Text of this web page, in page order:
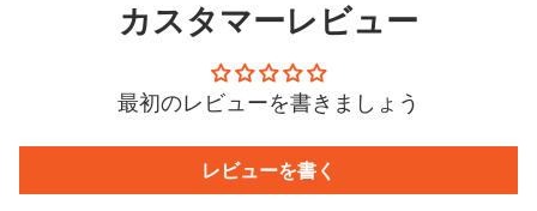
カスタマーレビュー
最初のレビューを書きましょう
レビューを書く